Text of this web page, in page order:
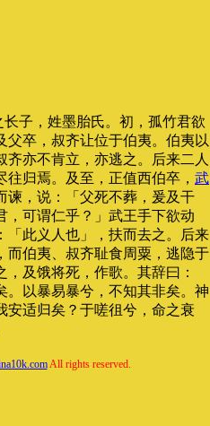
子，姓墨胎氏。初，孤竹君欲
父卒，叔齐让位于伯夷。伯夷以
齐亦不肯立，亦逃之。后来二人
归焉。及至，正值西伯卒， 武
谏，说：「父死不葬，爰及干
，可谓仁乎？」武王手下欲动
「此义人也」，扶而去之。后来
，而伯夷、叔齐耻食周粟，逃隐于
及饿将死，作歌。其辞曰：
。以暴易暴兮，不知其非矣。神
安适归矣？于嗟徂兮，命之衰
All rights reserved.